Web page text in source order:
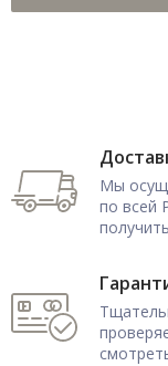
Мы
по всей